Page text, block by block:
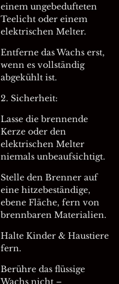
einem ungebedufteten
Teelicht oder einem
elektrischen Melter.
Entferne das Wachs erst,
wenn es vollständig
abgekühlt ist.
2. Sicherheit:
Lasse die brennende
Kerze oder den
elektrischen Melter
niemals unbeaufsichtigt.
Stelle den Brenner auf
eine hitzebeständige,
ebene Fläche, fern von
brennbaren Materialien.
Halte Kinder & Haustiere
fern.
Berühre das flüssige
Wachs nicht –